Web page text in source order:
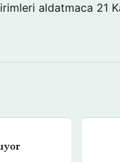
aldatmaca 21